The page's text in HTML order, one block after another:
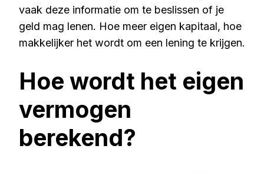
vaak deze informatie om te beslissen of je
geld mag lenen. Hoe meer eigen kapitaal, hoe
makkelijker het wordt om een lening te krijgen.
Hoe wordt het eigen
vermogen
berekend?